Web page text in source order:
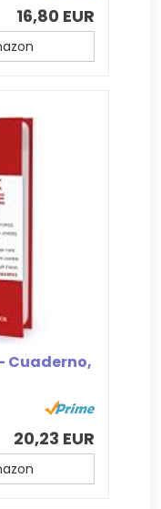
16,80 EUR
- Cuaderno,
20,23 EUR